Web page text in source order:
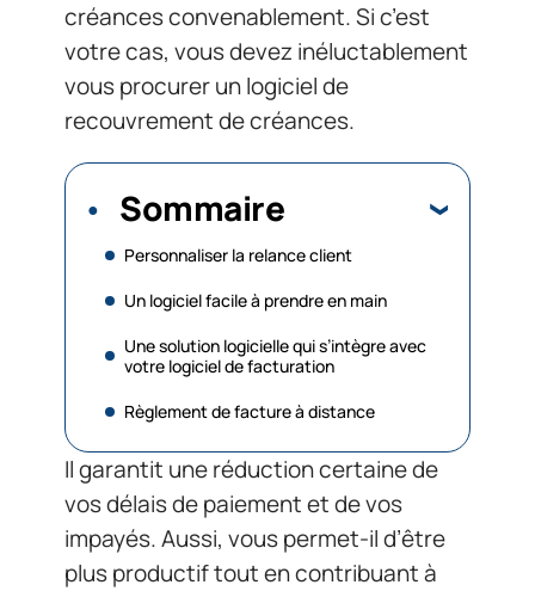
créances convenablement. Si c’est
votre cas, vous devez inéluctablement
vous procurer un logiciel de
recouvrement de créances.
Sommaire
Personnaliser la relance client
Un logiciel facile à prendre en main
Une solution logicielle qui s’intègre avec
votre logiciel de facturation
Règlement de facture à distance
Il garantit une réduction certaine de
vos délais de paiement et de vos
impayés. Aussi, vous permet-il d’être
plus productif tout en contribuant à